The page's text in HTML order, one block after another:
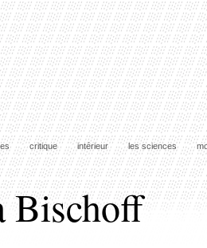
critique intérieur les sciences
Bischoff